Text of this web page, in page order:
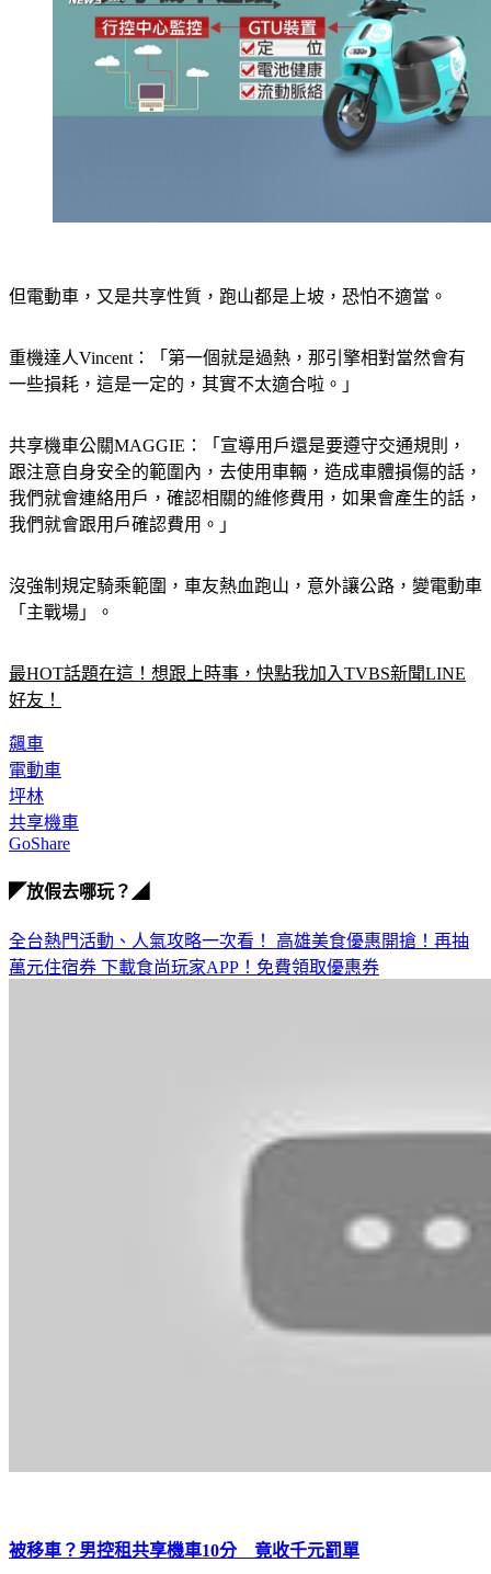
但電動車，又是共享性質，跑山都是上坡，恐怕不適當。
重機達人Vincent：「第一個就是過熱，那引擎相對當然會有
一些損耗，這是一定的，其實不太適合啦。」
共享機車公關MAGGIE：「宣導用戶還是要遵守交通規則，
跟注意自身安全的範圍內，去使用車輛，造成車體損傷的話，
我們就會連絡用戶，確認相關的維修費用，如果會產生的話，
我們就會跟用戶確認費用。」
沒強制規定騎乘範圍，車友熱血跑山，意外讓公路，變電動車
「主戰場」。
最HOT話題在這！想跟上時事，快點我加入TVBS新聞LINE
好友！
飆車
電動車
坪林
共享機車
GoShare
◤放假去哪玩？◢
全台熱門活動、人氣攻略一次看！ 高雄美食優惠開搶！再抽
萬元住宿券 下載食尚玩家APP！免費領取優惠券
被移車？男控租共享機車10分 竟收千元罰單